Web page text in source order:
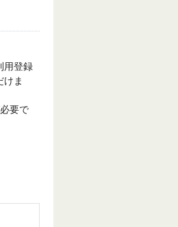
用登録
けま
要で